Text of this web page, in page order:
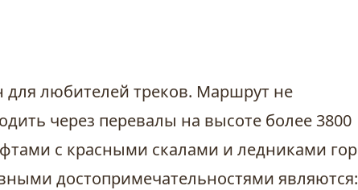
для любителей треков. Маршрут не
через перевалы на высоте более 3800
с красными скалами и ледниками гор
достопримечательностями являются: